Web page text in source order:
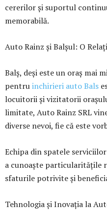
cererilor și suportul
memorabilă.
Auto Rainz și Balșul: O
Balș, deși este un oraș mai
pentruinchirieri auto Bals
locuitorii și vizitatorii
limitate, Auto Rainz SRL
diverse nevoi, fie că este
Echipa din spatele
a cunoaște particularitățile
sfaturile potrivite și
Tehnologia și Inovația la